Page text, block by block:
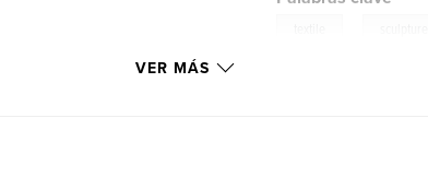
VER MÁS